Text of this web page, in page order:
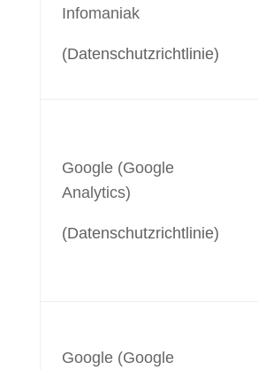
Infomaniak
(Datenschutzrichtlinie)
Google (Google
Analytics)
(Datenschutzrichtlinie)
Google (Google